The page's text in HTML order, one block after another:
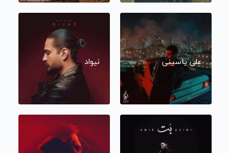
علی یاسینی نیواد